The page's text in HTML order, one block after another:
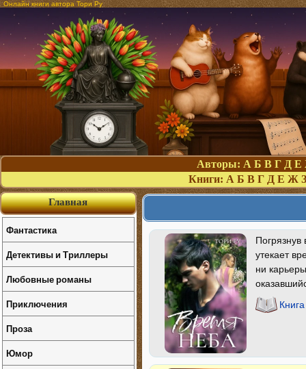
Онлайн книги автора Тори Ру
Авторы: А Б В Г Д Е
Книги: А Б В Г Д Е Ж З
утекает
ни
Главная
Фантастика
Детективы и Триллеры
Любовные романы
Приключения
Проза
Юмор